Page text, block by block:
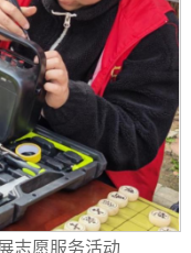
志愿服务活动